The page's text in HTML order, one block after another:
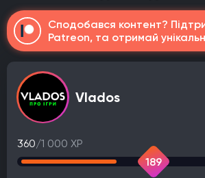
Сподобався контент?
Patreon, та отримай
Vlados
360/1 000 XP
189